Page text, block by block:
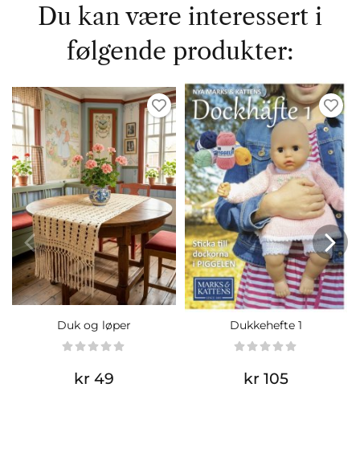
Du kan være interessert i
følgende produkter:
Duk og løper
kr 49
Dukkehefte 1
kr 105